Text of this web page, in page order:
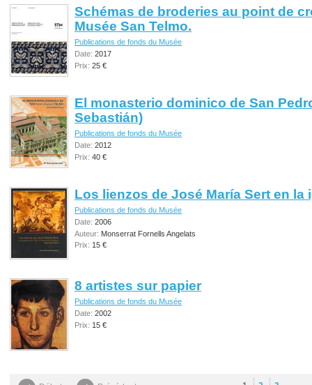
Schémas de broderies au point de
Musée San Telmo.
Publications de fonds du Musée
Date: 2017
Prix: 25 €
El monasterio dominico de San
Sebastián)
Publications de fonds du Musée
Date: 2012
Prix: 40 €
Los lienzos de José María Sert en la
Publications de fonds du Musée
Date: 2006
Auteur: Monserrat Fornells Angelats
Prix: 15 €
8 artistes sur papier
Publications de fonds du Musée
Date: 2002
Prix: 15 €